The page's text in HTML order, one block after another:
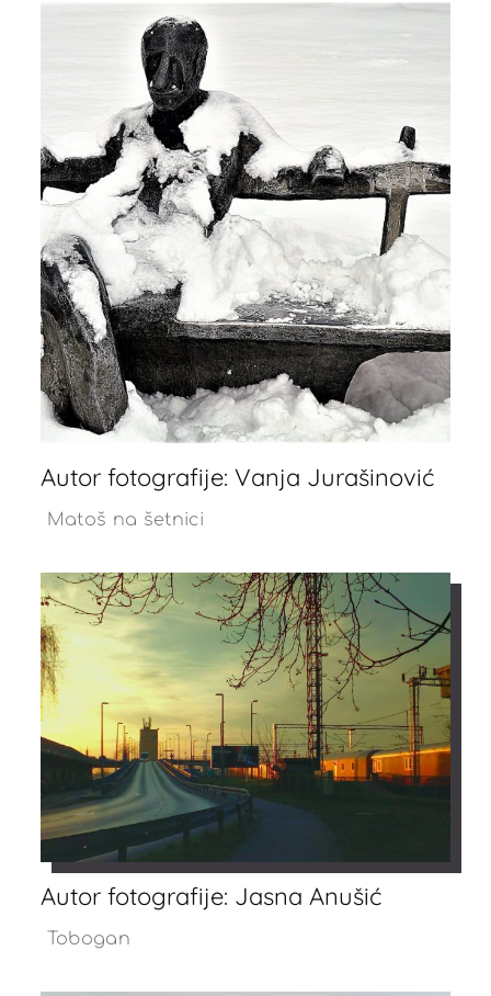
Autor fotografije: Vanja Jurašinović
Matoš na šetnici
Autor fotografije: Jasna Anušić
Tobogan